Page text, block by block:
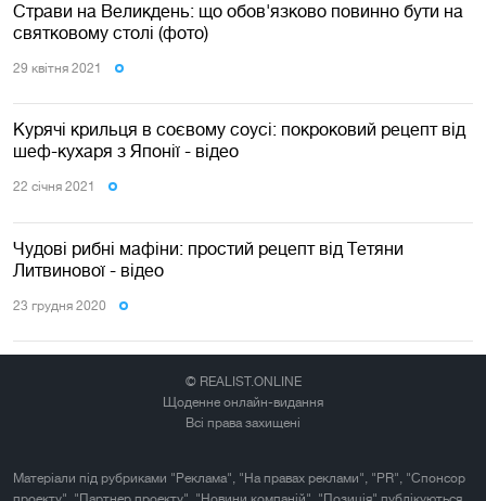
Страви на Великдень: що обов'язково повинно бути на
святковому столі (фото)
29 квiтня 2021
Курячі крильця в соєвому соусі: покроковий рецепт від
шеф-кухаря з Японії - відео
22 сiчня 2021
Чудові рибні мафіни: простий рецепт від Тетяни
Литвинової - відео
23 грудня 2020
© REALIST.ONLINE
Щоденне онлайн-видання
Всі права захищені
Матеріали під рубриками "Реклама", "На правах реклами", "PR", "Спонсор